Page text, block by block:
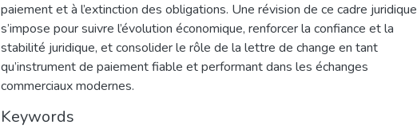
paiement et à l’extinction des obligations. Une révision de ce cadre juridique
s’impose pour suivre l’évolution économique, renforcer la confiance et la
stabilité juridique, et consolider le rôle de la lettre de change en tant
qu’instrument de paiement fiable et performant dans les échanges
commerciaux modernes.
Keywords